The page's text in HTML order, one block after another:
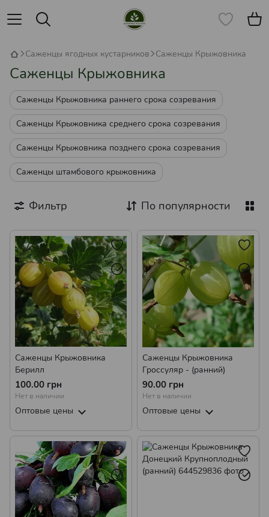
Саженцы ягодных кустарников Саженцы Крыжовника
Саженцы Крыжовника
Саженцы Крыжовника раннего срока созревания
Саженцы Крыжовника среднего срока созревания
Саженцы Крыжовника позднего срока созревания
Саженцы штамбового крыжовника
Фильтр По популярности
Саженцы Крыжовника
Берилл
100.00 грн
Нет в наличии
Оптовые цены
Саженцы Крыжовника
Гроссуляр - (ранний)
90.00 грн
Нет в наличии
Оптовые цены